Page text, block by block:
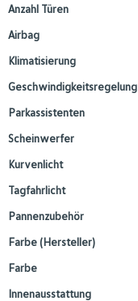
Anzahl Türen
Airbag
Klimatisierung
Geschwindigkeitsregelung
Parkassistenten
Scheinwerfer
Kurvenlicht
Tagfahrlicht
Pannenzubehör
Farbe (Hersteller)
Farbe
Innenausstattung